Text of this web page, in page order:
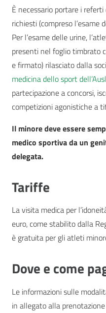
È necessario portare i
richiesti (compreso l’esame
Per l’esame delle urine,
presenti nel foglio timbrato
e firmato) rilasciato dalla
medicina dello sport dell’Ausl
partecipazione a concorsi,
competizioni agonistiche a
Il minore deve essere
medico sportiva da un
delegata.
Tariffe
La visita medica per
euro, come stabilito dalla
è gratuita per gli atleti
Dove e come
Le informazioni sulle
in allegato alla